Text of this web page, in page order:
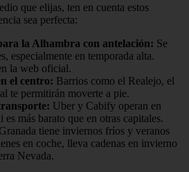
que elijas, ten en cuenta estos
sea perfecta:
la Alhambra con antelación: Se
especialmente en temporada alta.
la web oficial.
el centro: Barrios como el Realejo, el
te permitirán moverte a pie.
Uber y Cabify operan en
es más barato que en otras capitales.
Granada tiene inviernos fríos y veranos
en coche, lleva cadenas en invierno
Nevada.